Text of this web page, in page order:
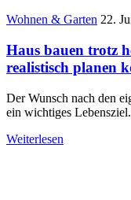
Wohnen & Garten 22.
Haus bauen trotz
realistisch planen
Der Wunsch nach den
ein wichtiges
Weiterlesen